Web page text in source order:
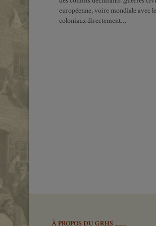
européenne, voire mondiale avec
coloniaux directement…
À PROPOS DU GRHS ___